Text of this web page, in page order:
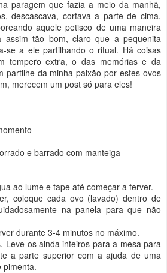
paragem que fazia a meio da manhã,
descascava, cortava a parte de cima,
aquele petisco de uma maneira
assim tão bom, claro que a pequenita
se a ele partilhando o ritual. Há coisas
tempero extra, o das memórias e da
partilhe da minha paixão por estes ovos
merecem um post só para eles!
e barrado com manteiga
ao lume e tape até começar a ferver.
coloque cada ovo (lavado) dentro de
na panela para que não
durante 3-4 minutos no máximo.
Leve-os ainda inteiros para a mesa para
a parte superior com a ajuda de uma
pimenta.